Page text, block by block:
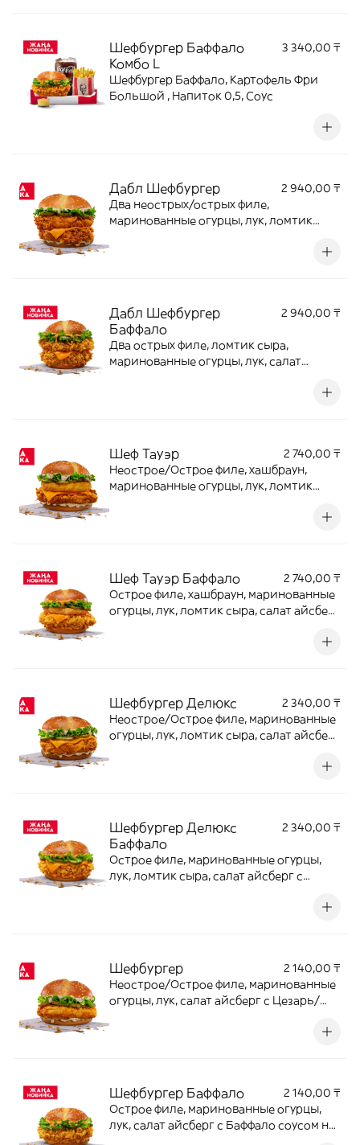
Шефбургер Баффало
Комбо L
3 340,00 ₸
Шефбургер Баффало, Картофель Фри
Большой , Напиток 0,5, Соус
Дабл Шефбургер
2 940,00 ₸
Два неострых/острых филе,
маринованные огурцы, лук, ломтик
Дабл Шефбургер
Баффало
2 940,00 ₸
Два острых филе, ломтик сыра,
маринованные огурцы, лук, салат
Шеф Тауэр
2 740,00 ₸
Неострое/Острое филе, хашбраун,
маринованные огурцы, лук, ломтик
Шеф Тауэр Баффало
2 740,00 ₸
Острое филе, хашбраун, маринованные
огурцы, лук, ломтик сыра, салат айсберг
Шефбургер Делюкс
2 340,00 ₸
Неострое/Острое филе, маринованные
огурцы, лук, ломтик сыра, салат айсберг
Шефбургер Делюкс
Баффало
2 340,00 ₸
Острое филе, маринованные огурцы,
лук, ломтик сыра, салат айсберг с
Шефбургер
2 140,00 ₸
Неострое/Острое филе, маринованные
огурцы, лук, салат айсберг с Цезарь/
Шефбургер Баффало
2 140,00 ₸
Острое филе, маринованные огурцы,
лук, салат айсберг с Баффало соусом на